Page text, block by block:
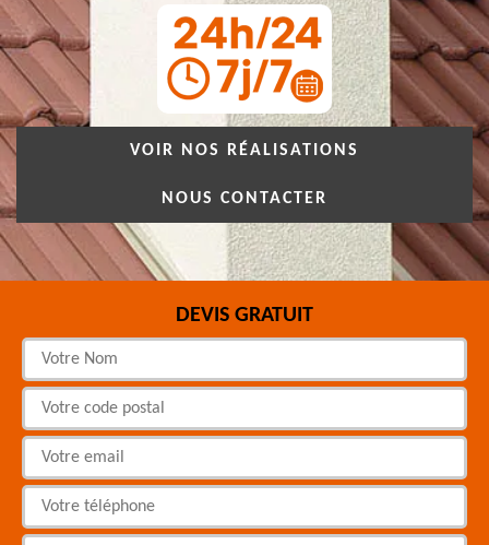
VOIR NOS RÉALISATIONS
NOUS CONTACTER
DEVIS GRATUIT